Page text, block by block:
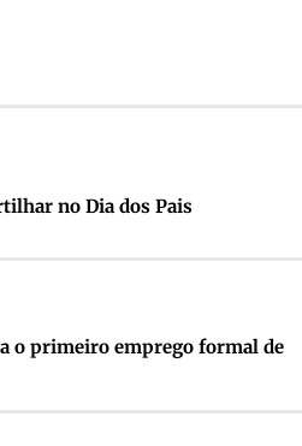
no Dia dos Pais
o primeiro emprego formal de